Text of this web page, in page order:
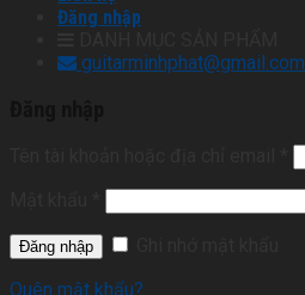
Đăng nhập
guitarminhphat@gmail.com
Quên mật khẩu?